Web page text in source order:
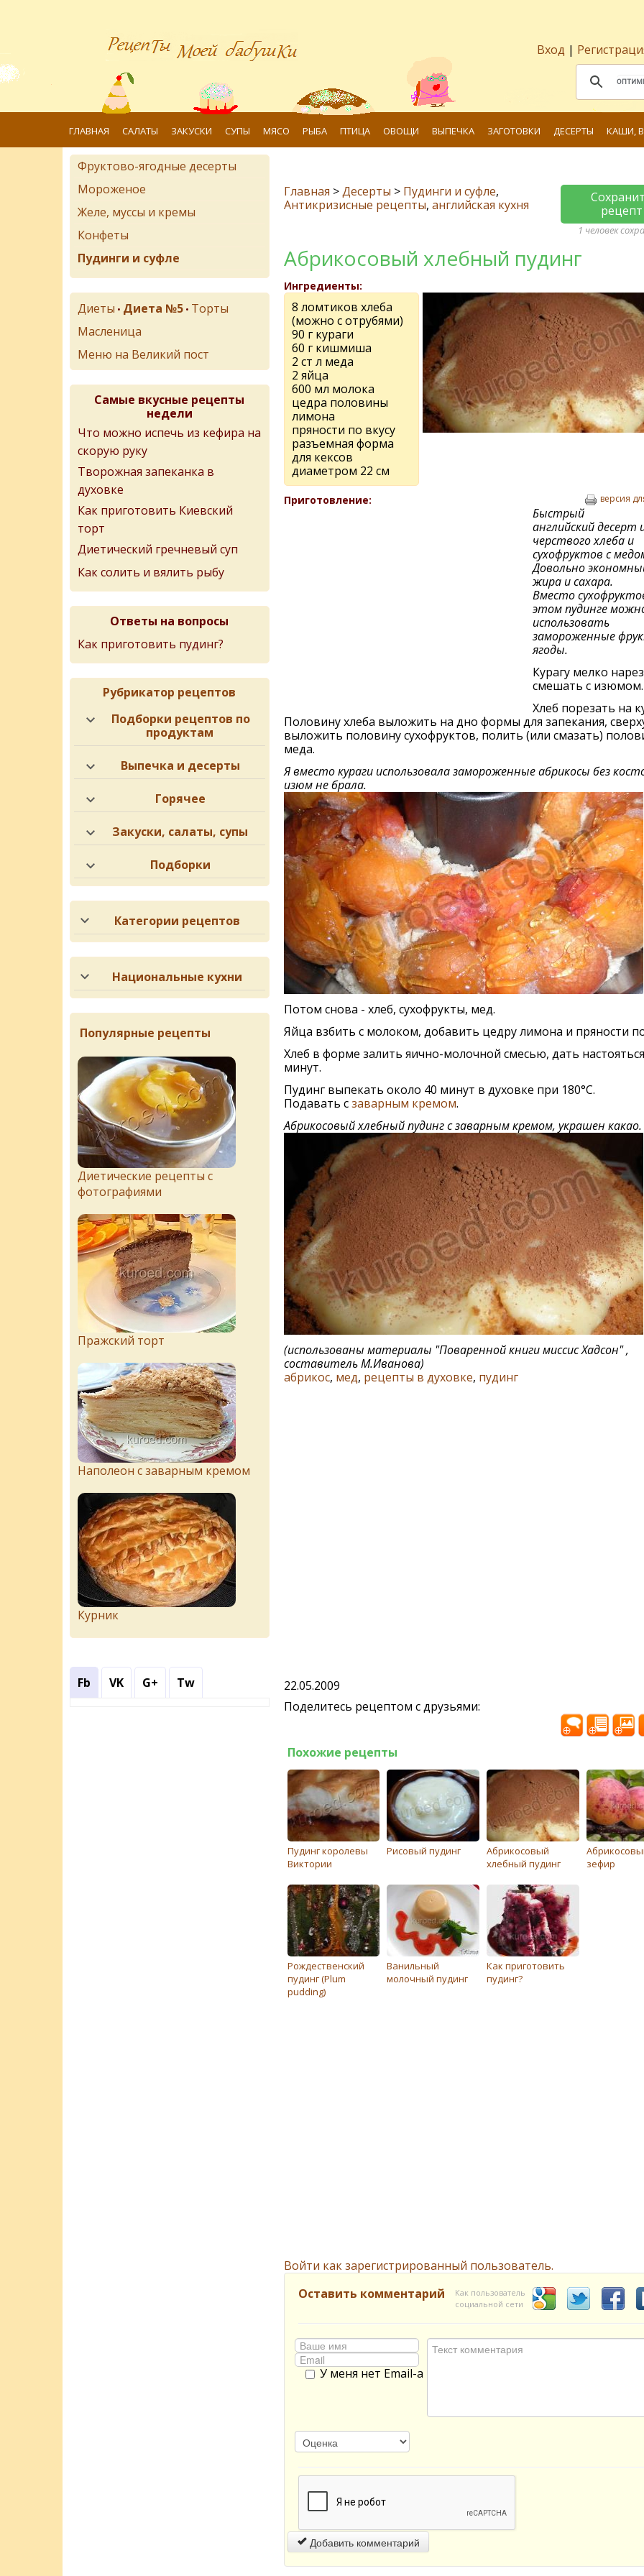
Вход |
ГЛАВНАЯ САЛАТЫ ЗАКУСКИ СУПЫ МЯСО РЫБА ПТИЦА ОВОЩИ ВЫПЕЧКА ЗАГОТОВКИ ДЕСЕРТЫ КАШИ,
Главная >Десерты > Пудинги и суфле,
Антикризисные рецепты, английская кухня
рецепт
1 человек
Абрикосовый хлебный пудинг
Ингредиенты:
8 ломтиков хлеба
(можно с отрубями)
90 г кураги
60 г кишмиша
2 ст л меда
2 яйца
600 мл молока
цедра половины
лимона
пряности по вкусу
разъемная форма
для кексов
диаметром 22 см
Приготовление: версия
Быстрый
английский десерт
черствого хлеба и
сухофруктов с
Довольно
жира и сахара.
Вместо
этом пудинге
использовать
замороженные
ягоды.
Курагу мелко
смешать с изюмом.
Хлеб порезать на
Половину хлеба выложить на дно формы для запекания,
выложить половину сухофруктов, полить (или смазать)
меда.
Я вместо кураги использовала замороженные абрикосы без
изюм не брала.
Потом снова - хлеб, сухофрукты, мед.
Яйца взбить с молоком, добавить цедру лимона и пряности
Хлеб в форме залить яично-молочной смесью, дать
минут.
Пудинг выпекать около 40 минут в духовке при 180°С.
Подавать сзаварным кремом.
Абрикосовый хлебный пудинг с заварным кремом, украшен какао.
(использованы материалы "Поваренной книги миссис Хадсон",
составитель М.Иванова)
абрикос, мед, рецепты в духовке, пудинг
22.05.2009
Поделитесь рецептом с друзьями:
Похожие рецепты
Пудинг королевы
Виктории
Рисовый пудинг
Абрикосовый
хлебный пудинг
зефир
Рождественский
пудинг (Plum
pudding)
Ванильный
молочный пудинг
Как приготовить
пудинг?
Войти как зарегистрированный пользователь.
Оставить комментарий
Как пользователь
социальной сети
У меня нет Email-а
Добавить комментарий
Фруктово-ягодные десерты
Мороженое
Желе, муссы и кремы
Конфеты
Пудинги и суфле
Диеты • Диета №5 • Торты
Масленица
Меню на Великий пост
Самые вкусные рецепты
недели
Что можно испечь из кефира на
скорую руку
Творожная запеканка в
духовке
Как приготовить Киевский
торт
Диетический гречневый суп
Как солить и вялить рыбу
Ответы на вопросы
Как приготовить пудинг?
Рубрикатор рецептов
Подборки рецептов по
продуктам
Выпечка и десерты
Горячее
Закуски, салаты, супы
Подборки
Категории рецептов
Национальные кухни
Популярные рецепты
Диетические рецепты с
фотографиями
Пражский торт
Наполеон с заварным кремом
Курник
Fb VK G+ Tw